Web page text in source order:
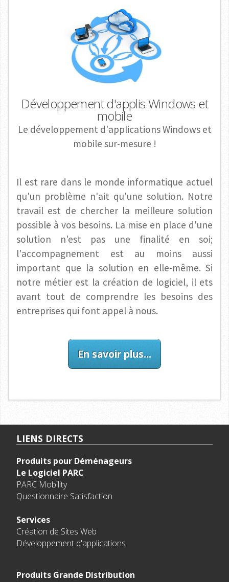
Développement d'applis Windows et
mobile
Le développement d'applications Windows et
mobile sur-mesure !
Il est rare dans le monde informatique actuel
qu'un problème n'ait qu'une solution. Notre
travail est de chercher la meilleure solution
possible à vos besoins. La mise en place d'une
solution n'est pas une finalité en soi;
l'accompagnement est au moins aussi
important que la solution en elle-même. Si
notre métier est la création de logiciel, il ets
avant tout de comprendre les besoins des
entreprises qui font appel à nous.
En savoir plus...
LIENS DIRECTS
Produits pour Déménageurs
Le Logiciel PARC
PARC Mobility
Questionnaire Satisfaction
Services
Création de Sites Web
Développement d'applications
Produits Grande Distribution